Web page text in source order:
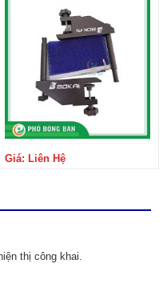
Giá: Liên Hệ
thị công khai.